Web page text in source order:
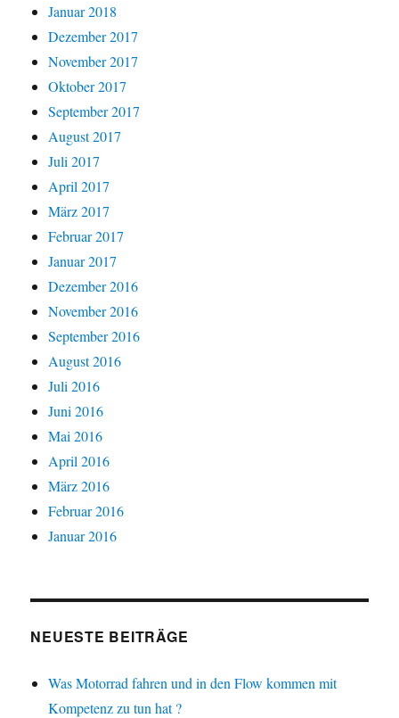
Januar 2018
Dezember 2017
November 2017
Oktober 2017
September 2017
August 2017
Juli 2017
April 2017
März 2017
Februar 2017
Januar 2017
Dezember 2016
November 2016
September 2016
August 2016
Juli 2016
Juni 2016
Mai 2016
April 2016
März 2016
Februar 2016
Januar 2016
NEUESTE BEITRÄGE
Was Motorrad fahren und in den Flow kommen mit
Kompetenz zu tun hat ?